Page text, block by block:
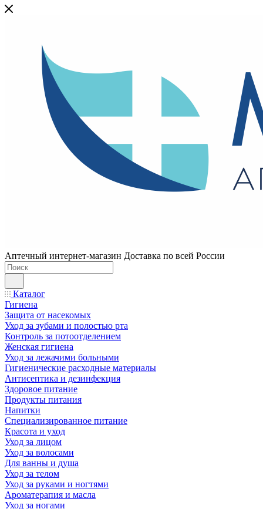
Аптечный интернет-магазин Доставка по всей России
Каталог
Гигиена
Защита от насекомых
Уход за зубами и полостью рта
Контроль за потоотделением
Женская гигиена
Уход за лежачими больными
Гигиенические расходные материалы
Антисептика и дезинфекция
Здоровое питание
Продукты питания
Напитки
Специализированное питание
Красота и уход
Уход за лицом
Уход за волосами
Для ванны и душа
Уход за телом
Уход за руками и ногтями
Ароматерапия и масла
Уход за ногами